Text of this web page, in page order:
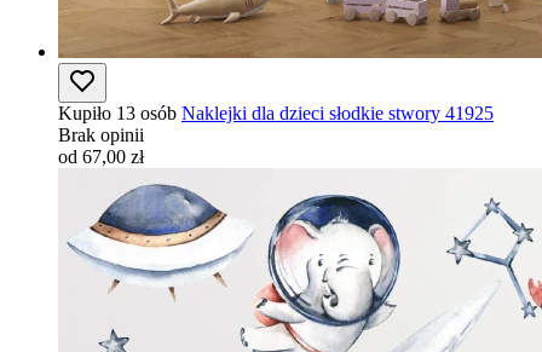
Kupiło 13 osób Naklejki dla dzieci słodkie stwory 41925
Brak opinii
od 67,00 zł